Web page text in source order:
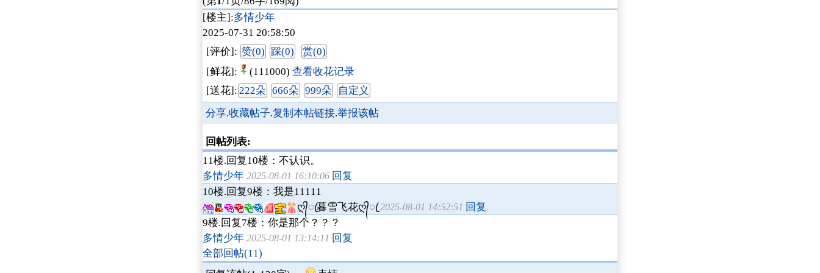
[楼主]:多情少年
2025-07-31 20:58:50
[评价]: 赞(0) 踩(0)
赏(0)
[鲜花]:
(111000) 查看收花记录
[送花]: 222朵 666朵 999朵
自定义
分享.收藏帖子.复制本帖链接.举报该帖
回帖列表:
11楼.回复10楼： 不认识。
多情少年 2025-08-01 16:10:06 回复
10楼.回复9楼： 我是11111
ღ᭄ꦿ暮雪飞花ღ᭄ꦿ 2025-08-01 14:52:51 回复
9楼.回复7楼： 你是那个？？？
多情少年 2025-08-01 13:14:11 回复
全部回帖(11)